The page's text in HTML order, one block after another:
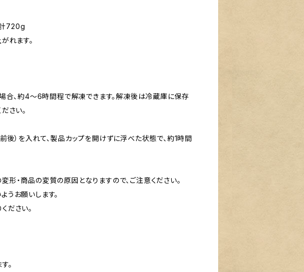
計720g
れます。
、約4～6時間程で解凍できます。解凍後は冷蔵庫に保存
さい。
）を入れて、製品カップを開けずに浮べた状態で、約1時間
形・商品の変質の原因となりますので、ご注意ください。
うお願いします。
ださい。
。